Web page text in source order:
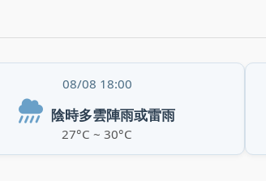
08/08 18:00
陰時多雲陣雨或雷雨
27°C ~ 30°C